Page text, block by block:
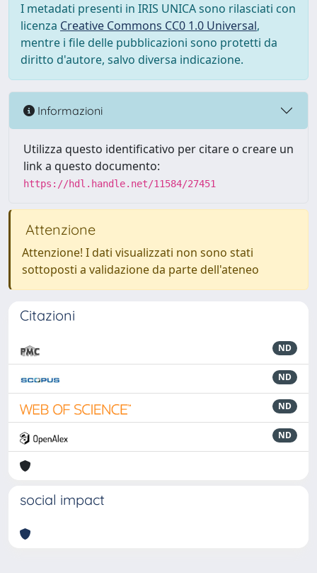
I metadati presenti in IRIS UNICA sono rilasciati con
licenza Creative Commons CC0 1.0 Universal,
mentre i file delle pubblicazioni sono protetti da
diritto d'autore, salvo diversa indicazione.
Informazioni
Utilizza questo identificativo per citare o creare un
link a questo documento:
https://hdl.handle.net/11584/27451
Attenzione
Attenzione! I dati visualizzati non sono stati
sottoposti a validazione da parte dell'ateneo
Citazioni
ND
ND
ND
ND
social impact